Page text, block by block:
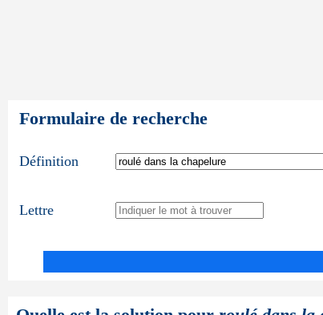
Formulaire de recherche
Définition
Lettre